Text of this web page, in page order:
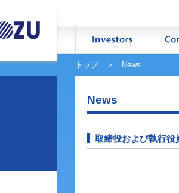
トップ＞ News
News
取締役および執行役